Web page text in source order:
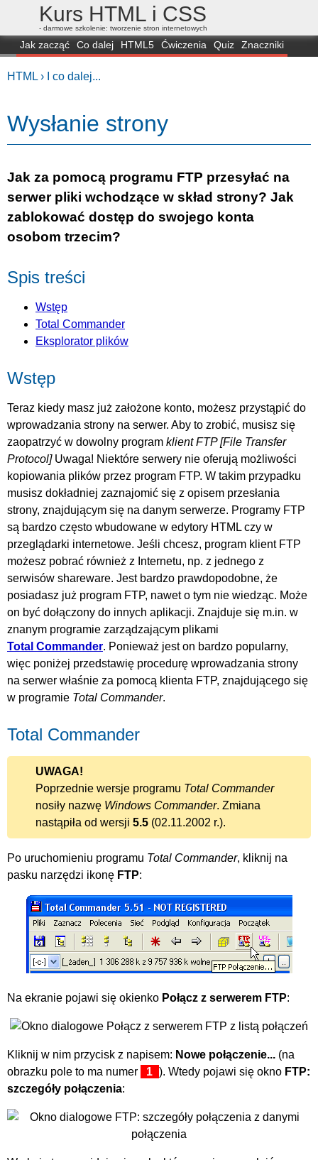
Kurs HTML i CSS
- darmowe szkolenie: tworzenie stron internetowych
Jak zacząć Co dalej HTML5 Ćwiczenia Quiz
Znaczniki
HTML › I co dalej...
Wysłanie strony
Jak za pomocą programu FTP przesyłać na
serwer pliki wchodzące w skład strony? Jak
zablokować dostęp do swojego konta
osobom trzecim?
Spis treści
Wstęp
Total Commander
Eksplorator plików
Wstęp
Teraz kiedy masz już założone konto, możesz przystąpić do
wprowadzania strony na serwer. Aby to zrobić, musisz się
zaopatrzyć w dowolny program klientFTP
Uwaga! Niektóre serwery nie oferują możliwości
kopiowania plików przez program FTP. W takim przypadku
musisz dokładniej zaznajomić się z opisem przesłania
strony, znajdującym się na danym serwerze. Programy FTP
są bardzo często wbudowane w edytory HTML czy w
przeglądarki internetowe. Jeśli chcesz, program klient FTP
możesz pobrać również z Internetu, np. z jednego z
serwisów shareware. Jest bardzo prawdopodobne, że
posiadasz już program FTP, nawet o tym nie wiedząc. Może
on być dołączony do innych aplikacji. Znajduje się m.in. w
znanym programie zarządzającym plikami
Total Commander. Ponieważ jest on bardzo popularny,
więc poniżej przedstawię procedurę wprowadzania strony
na serwer właśnie za pomocą klienta FTP, znajdującego się
w programie Total Commander.
Total Commander
UWAGA!
Poprzednie wersje programu Total Commander
nosiły nazwę Windows Commander. Zmiana
nastąpiła od wersji 5.5 (02.11.2002 r.).
Po uruchomieniu programu Total Commander, kliknij na
pasku narzędzi ikonę FTP:
Na ekranie pojawi się okienko Połącz z serwerem FTP:
Kliknij w nim przycisk z napisem: Nowe połączenie... (na
obrazku pole to ma numer
1 ). Wtedy pojawi się okno FTP:
szczegóły połączenia: